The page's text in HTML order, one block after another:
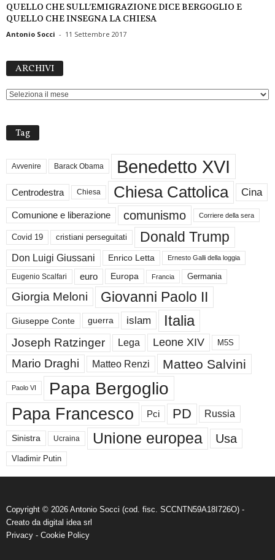
QUELLO CHE SULL’EMIGRAZIONE DICE BERGOGLIO E
QUELLO CHE INSEGNA LA CHIESA
Antonio Socci - 11 Settembre 2017
ARCHIVI
Tag
Avvenire Barack Obama Benedetto XVI
Centrodestra Chiesa Chiesa Cattolica Cina
Comunione e liberazione comunismo Corriere della sera
Covid 19 cristiani perseguitati Donald Trump
Don Luigi Giussani Enrico Letta Ernesto Galli della loggia
Eugenio Scalfari euro Europa Francia Germania
Giorgia Meloni Giovanni Paolo II
Giuseppe Conte guerra islam Italia
Joseph Ratzinger Lega Leone XIV M5S
Mario Draghi Matteo Renzi Matteo Salvini
Paolo VI Papa Bergoglio
Papa Francesco Pci PD Russia
Sinistra Ucraina Unione europea Usa
Vladimir Putin
Copyright © 2026 Antonio Socci (cod. fisc. SCCNTN59A18I726O) -
Creato da digital idea srl
Privacy - Cookie Policy